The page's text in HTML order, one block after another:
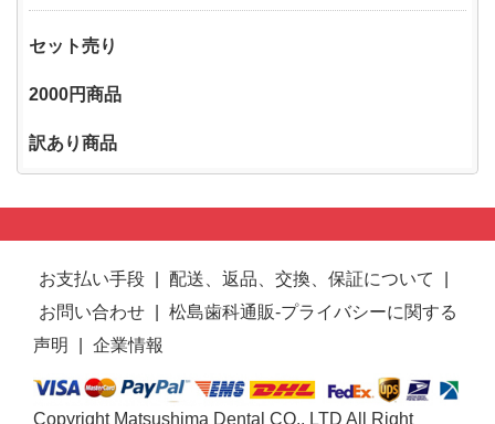
セット売り
2000円商品
訳あり商品
お支払い手段 配送、返品、交換、保証について
お問い合わせ
松島歯科通販-プライバシーに関する
声明
企業情報
Copyright Matsushima Dental CO., LTD All Right